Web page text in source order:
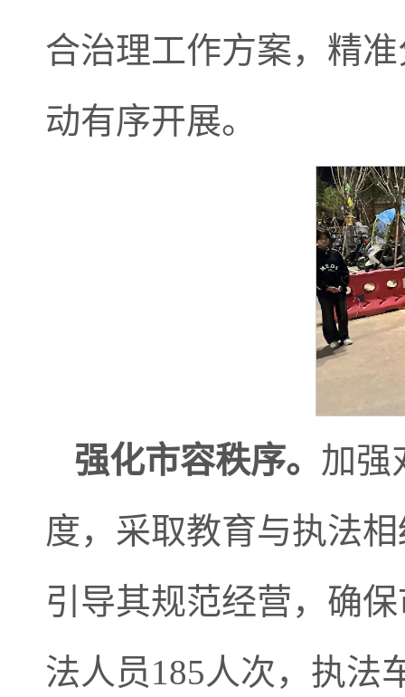
合治理工作方案，精
动有序开展。
强化市容秩序。 加强
度，采取教育与执法
引导其规范经营，确
法人员185人次，执法